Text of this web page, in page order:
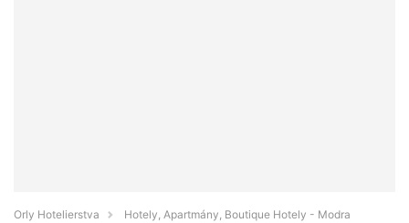
Orly Hotelierstva
Hotely, Apartmány, Boutique Hotely - Modra